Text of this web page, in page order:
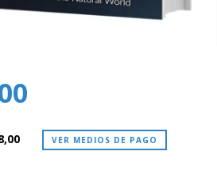
VER MEDIOS DE PAGO